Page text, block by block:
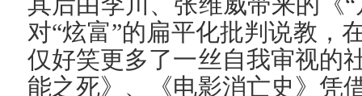
对“炫富”的扁平化批判说教，
仅好笑更多了一丝自我审视的
能之死》、《电影消亡史》凭